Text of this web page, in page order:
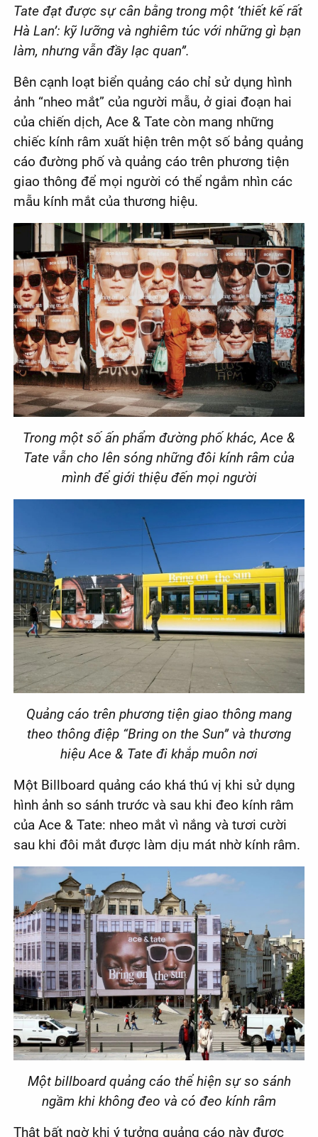
Tate đạt được sự cân bằng trong một ‘thiết kế rất
Hà Lan’: kỹ lưỡng và nghiêm túc với những gì bạn
làm, nhưng vẫn đầy lạc quan”.
Bên cạnh loạt biển quảng cáo chỉ sử dụng hình
ảnh “nheo mắt” của người mẫu, ở giai đoạn hai
của chiến dịch, Ace & Tate còn mang những
chiếc kính râm xuất hiện trên một số bảng quảng
cáo đường phố và quảng cáo trên phương tiện
giao thông để mọi người có thể ngắm nhìn các
mẫu kính mắt của thương hiệu.
Trong một số ấn phẩm đường phố khác, Ace &
Tate vẫn cho lên sóng những đôi kính râm của
mình để giới thiệu đến mọi người
Quảng cáo trên phương tiện giao thông mang
theo thông điệp “Bring on the Sun” và thương
hiệu Ace & Tate đi khắp muôn nơi
Một Billboard quảng cáo khá thú vị khi sử dụng
hình ảnh so sánh trước và sau khi đeo kính râm
của Ace & Tate: nheo mắt vì nắng và tươi cười
sau khi đôi mắt được làm dịu mát nhờ kính râm.
Một billboard quảng cáo thể hiện sự so sánh
ngầm khi không đeo và có đeo kính râm
Thật bất ngờ khi ý tưởng quảng cáo này được